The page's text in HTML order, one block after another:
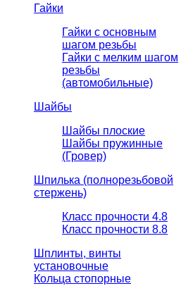
Гайки
Гайки с основным
шагом резьбы
Гайки с мелким шагом
резьбы
(автомобильные)
Шайбы
Шайбы плоские
Шайбы пружинные
(Гровер)
Шпилька (полнорезьбовой
стержень)
Класс прочности 4.8
Класс прочности 8.8
Шплинты, винты
установочные
Кольца стопорные